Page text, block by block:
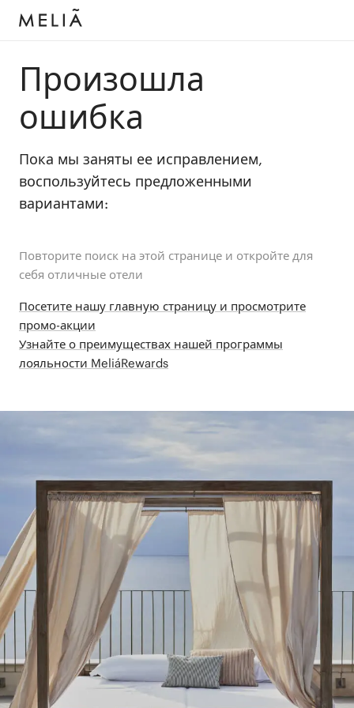
Произошла
ошибка
Пока мы заняты ее исправлением,
воспользуйтесь предложенными
вариантами:
Повторите поиск на этой странице и откройте для
себя отличные отели
Посетите нашу главную страницу и просмотрите
промо-акции
Узнайте о преимуществах нашей программы
лояльности MeliáRewards